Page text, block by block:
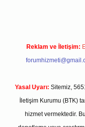
Reklam ve İletişim:
Yasal Uyarı: Sitemiz,
İletişim Kurumu (BTK)
hizmet vermektedir.